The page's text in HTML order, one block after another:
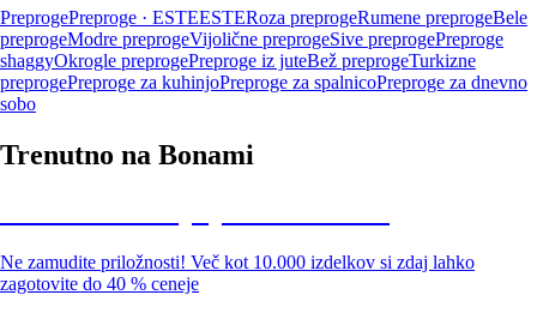
PreprogePreproge · ESTEESTERoza preprogeRumene preprogeBele
preprogeModre preprogeVijolične preprogeSive preprogePreproge
shaggyOkrogle preprogePreproge iz juteBež preprogeTurkizne
preprogePreproge za kuhinjoPreproge za spalnicoPreproge za dnevno
sobo
Trenutno na Bonami
Ne zamudite priložnosti! Več kot 10.000 izdelkov si zdaj lahko
zagotovite do 40 % ceneje